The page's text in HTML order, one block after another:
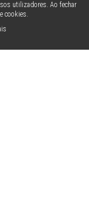
utilizadores. Ao fechar
cookies.